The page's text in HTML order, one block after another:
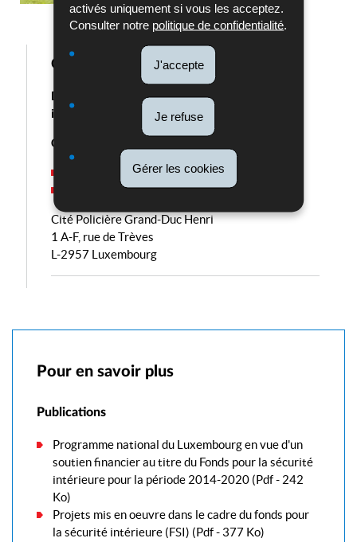
activés uniquement si vous les acceptez.
Consulter notre politique de confidentialité
J'accepte
Je refuse
Gérer les cookies
Contact ISF
Direction des finances – Service fonds
internationaux
Claudia CARVAS
244 24 7771
claudia.carvas@police.etat.lu
Cité Policière Grand-Duc Henri
1 A-F, rue de Trèves
L-2957 Luxembourg
Pour en savoir plus
Publications
Programme national du Luxembourg en vue d'un
soutien financier au titre du Fonds pour la sécurité
intérieure pour la période 2014-2020 (Pdf - 242
Ko)
Projets mis en oeuvre dans le cadre du fonds pour
la sécurité intérieure (FSI) (Pdf - 377 Ko)